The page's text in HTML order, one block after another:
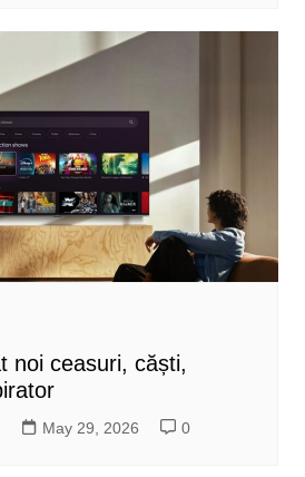
noi ceasuri, căști,
May 29, 2026 0